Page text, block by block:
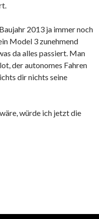
2013 ja immer noch
Model 3 zunehmend
da alles passiert. Man
der autonomes Fahren
dir nichts seine
würde ich jetzt die